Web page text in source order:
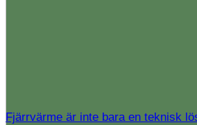
Fjärrvärme är inte bara en teknisk